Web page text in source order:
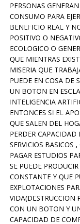
PERSONAS
CONSUMO PARA
BENEFICIO REAL Y
POSITIVO O
ECOLOGICO O
QUE MIENTRAS
MISERIA QUE
PUEDE EN COSA DE
UN BOTON EN
INTELIGENCIA
ENTONCES SI EL
QUE SALEN DEL
PERDER
SERVICIOS BASICOS
PAGAR ESTUDIOS
SE PUEDE
CONSTANTE Y QUE
EXPLOTACIONES
VIDA(DESTRUCCION
CON UN BOTON Y
CAPACIDAD DE